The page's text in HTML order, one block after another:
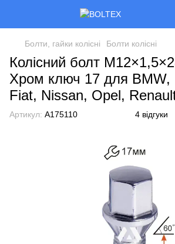
Болти, гайки колісні Болти колісні
Колісний болт
Хром ключ 17 для BMW,
Fiat, Nissan, Opel,
Артикул: A175110 4 відгуки